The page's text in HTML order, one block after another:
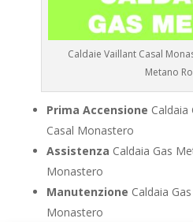
Caldaie Vaillant Casal
Metano
Prima Accensione
Casal Monastero
Assistenza Caldaia Gas
Monastero
Manutenzione Caldaia
Monastero